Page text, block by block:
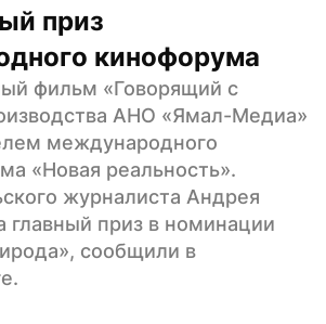
приз
кинофорума
фильм «Говорящий с
АНО «Ямал-Медиа»
международного
«Новая реальность».
журналиста Андрея
главный приз в номинации
сообщили в